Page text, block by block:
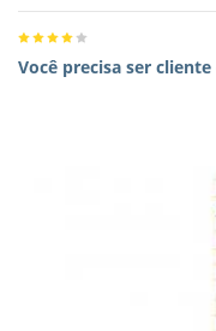
Você precisa ser